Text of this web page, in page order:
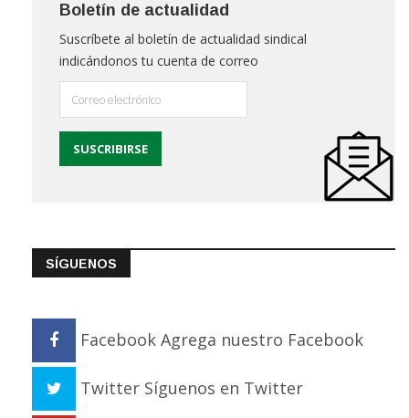
Boletín de actualidad
Suscríbete al boletín de actualidad sindical
indicándonos tu cuenta de correo
SÍGUENOS
Facebook Agrega nuestro Facebook
Twitter Síguenos en Twitter